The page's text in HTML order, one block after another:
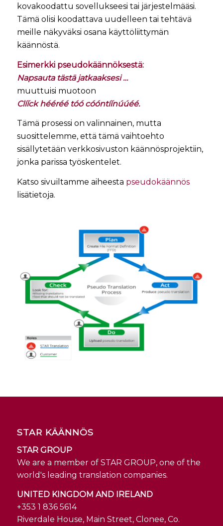
kovakoodattu sovellukseesi tai järjestelmääsi.
Tämä olisi koodattava uudelleen tai tehtävä
meille näkyväksi osana käyttöliittymän
käännöstä.
Esimerkki pseudokäännöksestä:
Napsauta tästä jatkaaksesi …
muuttuisi muotoon
Clííck hééréé tóó cóóntíínúúéé.
Tämä prosessi on valinnainen, mutta
suosittelemme, että tämä vaihtoehto
sisällytetään verkkosivuston käännösprojektiin,
jonka parissa työskentelet.
Katso sivuiltamme aiheesta pseudokäännös
lisätietoja.
STAR KÄÄNNÖS
STAR GROUP
We are a member of STAR GROUP, one of the
world's leading translation companies.
UNITED KINGDOM AND IRELAND
+353 1 836 5614
Riverdale House, Main Street, Clonee, Co.